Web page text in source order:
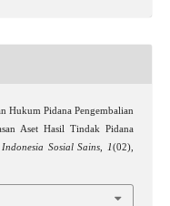
Hukum Pidana Pengembalian
Aset Hasil Tindak Pidana
Sosial Sains 1(02),